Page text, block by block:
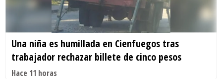
Una niña es humillada en Cienfuegos tras
trabajador rechazar billete de cinco pesos
Hace 11 horas